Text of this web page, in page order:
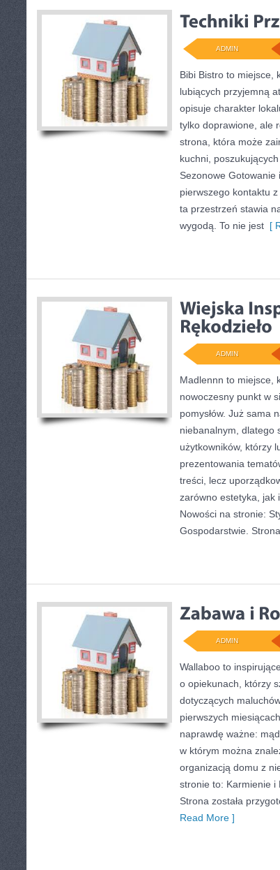
ADMIN
Bibi Bistro to miejsce,
lubiących przyjemną
opisuje charakter
tylko doprawione, ale
strona, która może
kuchni,
Sezonowe Gotowanie
pierwszego kontaktu
ta przestrzeń stawia
wygodą. To nie jest [
ADMIN
Madlennn to miejsce,
nowoczesny punkt w
pomysłów. Już sama
niebanalnym, dlatego
użytkowników, którzy
prezentowania
treści, lecz
zarówno estetyka, jak
Nowości na stronie:
Gospodarstwie.
ADMIN
Wallaboo to
o opiekunach, którzy
dotyczących
pierwszych
naprawdę ważne:
w którym można
organizacją domu z
stronie to: Karmienie i
Strona została
Read More ]